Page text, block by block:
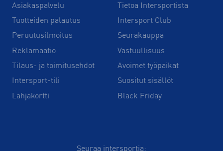
Asiakaspalvelu
Tuotteiden palautus
Peruutusilmoitus
Reklamaatio
Tilaus- ja toimitusehdot
Intersport-tili
Lahjakortti
Tietoa Intersportista
Intersport Club
Seurakauppa
Vastuullisuus
Avoimet työpaikat
Suositut sisällöt
Black Friday
Seuraa intersportia: